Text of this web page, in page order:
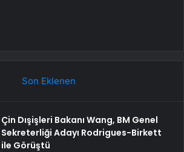
Son Eklenen
Çin Dışişleri Bakanı Wang, BM Genel
Sekreterliği Adayı Rodrigues-Birkett
ile Görüştü